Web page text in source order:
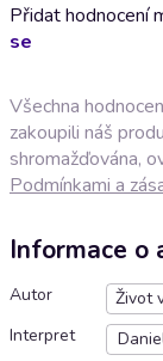
Přidat hodnocení
se
Všechna
zakoupili náš
shromažďována,
Podmínkami a
Informace o
Autor
Život
Interpret